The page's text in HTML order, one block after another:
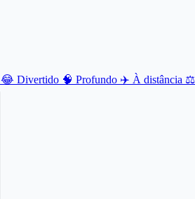
😂 Divertido 🧠 Profundo ✈️ À distância ⚖️